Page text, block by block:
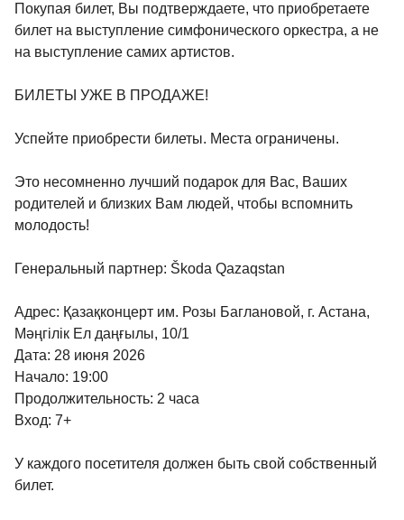
Покупая билет, Вы подтверждаете, что приобретаете
билет на выступление симфонического оркестра, а не
на выступление самих артистов.
БИЛЕТЫ УЖЕ В ПРОДАЖЕ!
Успейте приобрести билеты. Места ограничены.
Это несомненно лучший подарок для Вас, Ваших
родителей и близких Вам людей, чтобы вспомнить
молодость!
Генеральный партнер: Škoda Qazaqstan
Адрес: Қазақконцерт им. Розы Баглановой, г. Астана,
Мәңгілік Ел даңғылы, 10/1
Дата: 28 июня 2026
Начало: 19:00
Продолжительность: 2 часа
Вход: 7+
У каждого посетителя должен быть свой собственный
билет.